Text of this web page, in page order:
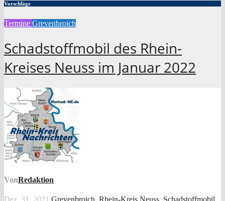
Vorschläge
Termine Grevenbroich
Schadstoffmobil des Rhein-
Kreises Neuss im Januar 2022
VonRedaktion